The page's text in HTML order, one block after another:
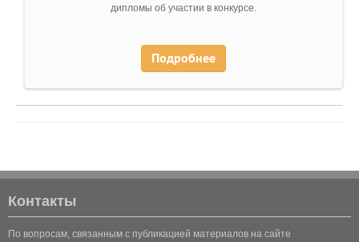
дипломы об участии в конкурсе.
Подробнее
Контакты
По вопросам, связанным с публикацией материалов на сайте